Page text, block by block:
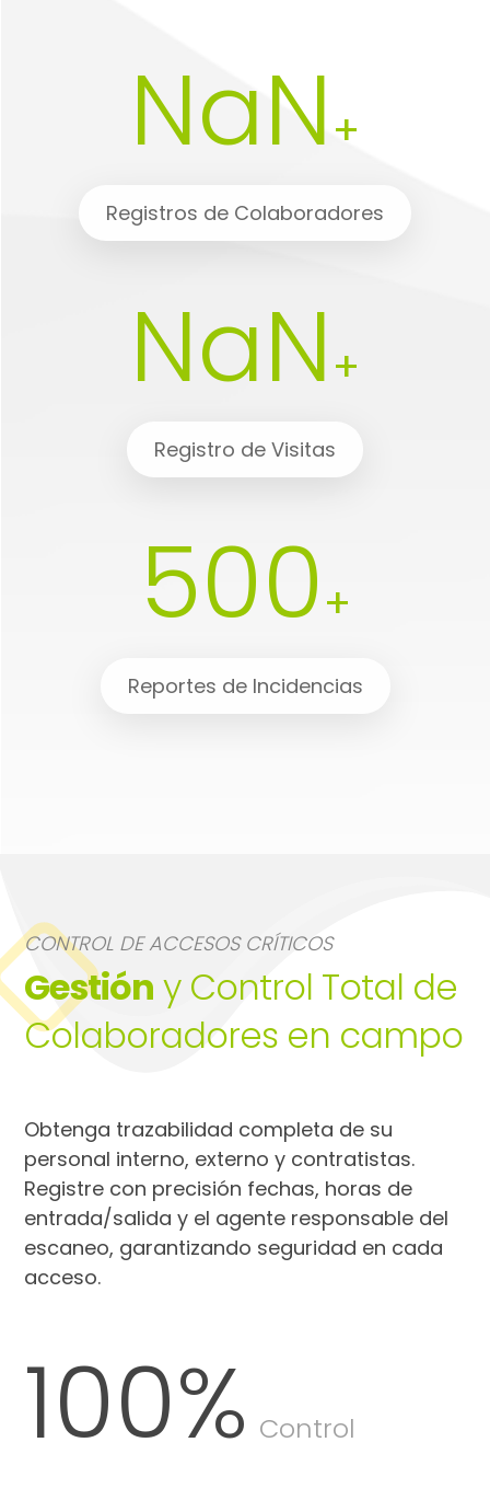
NaN+
Registros de Colaboradores
NaN+
Registro de Visitas
500+
Reportes de Incidencias
CONTROL DE ACCESOS CRÍTICOS
Gestión y Control Total de
Colaboradores en campo
Obtenga trazabilidad completa de su
personal interno, externo y contratistas.
Registre con precisión fechas, horas de
entrada/salida y el agente responsable del
escaneo, garantizando seguridad en cada
acceso.
100% Control